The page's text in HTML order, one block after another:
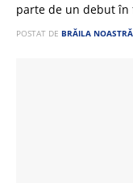
parte de un debut în
POSTAT DE BRĂILA NOASTRĂ